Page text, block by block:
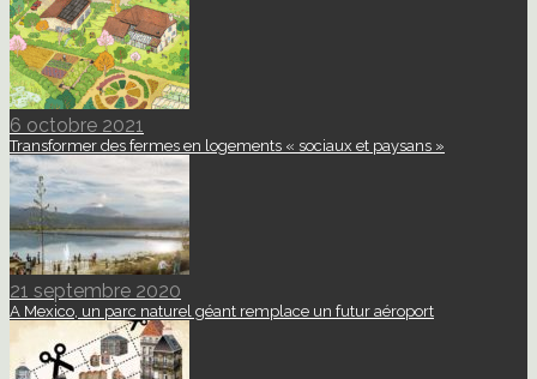
6 octobre 2021
Transformer des fermes en logements « sociaux et paysans »
21 septembre 2020
A Mexico, un parc naturel géant remplace un futur aéroport